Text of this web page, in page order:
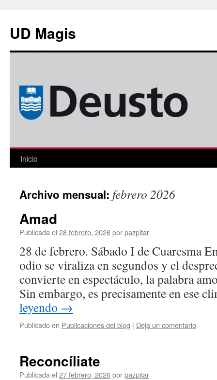
contenido
UD Magis
Inicio
Archivo mensual: febrero 2026
Amad
Publicada el 28 febrero, 2026porpazpitar
28 de febrero. Sábado I de Cuaresma
odio se viraliza en segundos y el
convierte en espectáculo, la palabra
Sin embargo, es precisamente en ese
leyendo →
Publicado en Publicaciones del blog | Deja un comentario
Reconcíliate
Publicada el 27 febrero, 2026porpazpitar